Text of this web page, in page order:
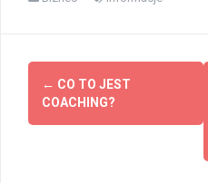
Post
navigation
← CO TO JEST
COACHING?